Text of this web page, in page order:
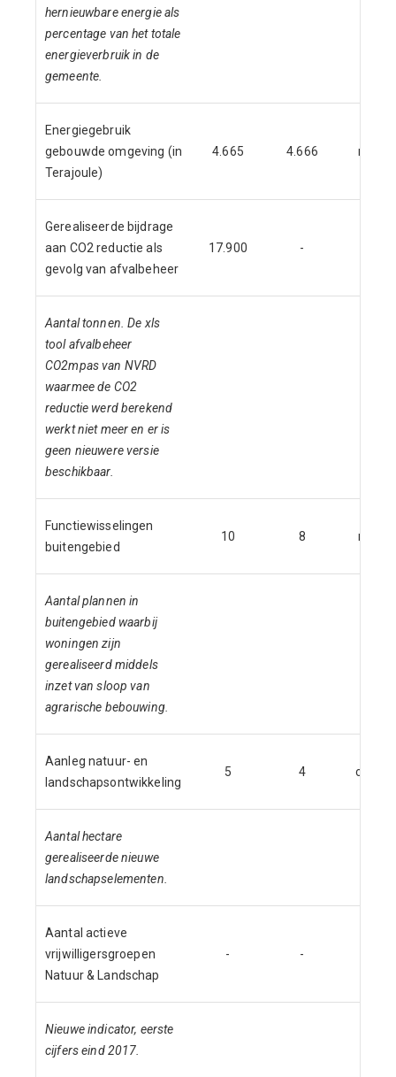
hernieuwbare energie als
percentage van het totale
energieverbruik in de
gemeente.
Energiegebruik
gebouwde omgeving (in
Terajoule)
4.665 4.666 nnb
Gerealiseerde bijdrage
aan CO2 reductie als
gevolg van afvalbeheer
17.900 -
Aantal tonnen. De xls
tool afvalbeheer
CO2mpas van NVRD
waarmee de CO2
reductie werd berekend
werkt niet meer en er is
geen nieuwere versie
beschikbaar.
Functiewisselingen
buitengebied
10 8 nnb
Aantal plannen in
buitengebied waarbij
woningen zijn
gerealiseerd middels
inzet van sloop van
agrarische bebouwing.
Aanleg natuur- en
landschapsontwikkeling
5 4 ca. 3
Aantal hectare
gerealiseerde nieuwe
landschapselementen.
Aantal actieve
vrijwilligersgroepen
Natuur & Landschap
- -
Nieuwe indicator, eerste
cijfers eind 2017.